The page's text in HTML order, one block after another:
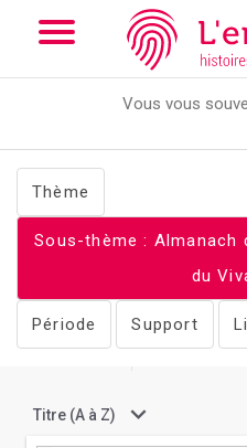
Array ( [slug] => documents
jeunesse catholique du
new slick-theme.css if you
Thème
Sous-thème : Almanach
du
Période Support
2 documents
Titre (A à Z)